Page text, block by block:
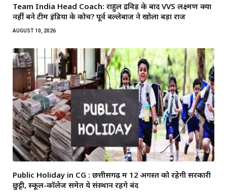
Team India Head Coach: राहुल द्रविड़ के बाद VVS लक्ष्मण क्यों
नहीं बने टीम इंडिया के कोच? पूर्व बल्लेबाज ने खोला बड़ा राज
AUGUST 10, 2026
Public Holiday in CG : छत्तीसगढ़ में 12 अगस्त को रहेगी सरकारी
छुट्टी, स्कूल-कॉलेज समेत ये संस्थान रहेंगे बंद